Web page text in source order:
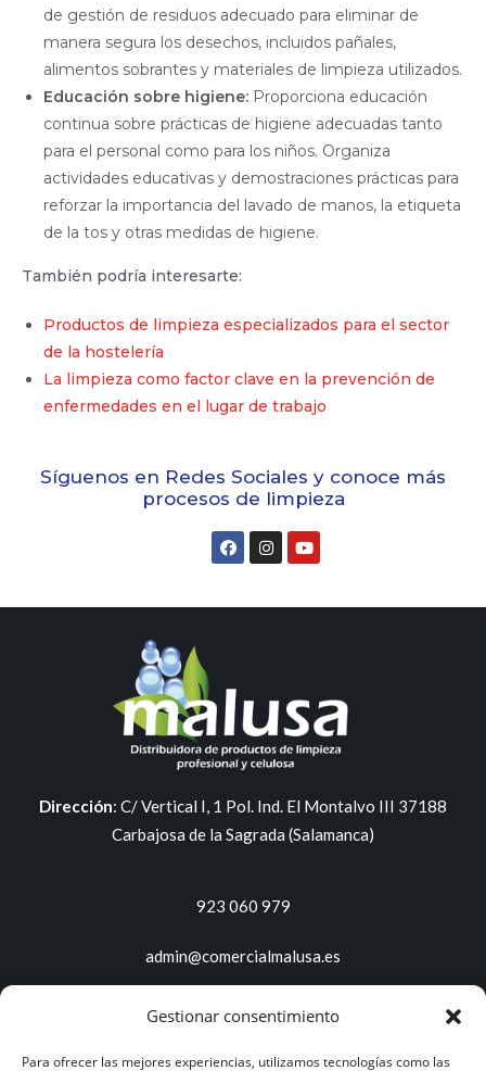
Gestionar consentimiento
Para ofrecer las mejores experiencias, utilizamos tecnologías como las
de gestión de residuos adecuado para eliminar de
manera segura los desechos, incluidos pañales,
alimentos sobrantes y materiales de limpieza utilizados.
Educación sobre higiene: Proporciona educación
continua sobre prácticas de higiene adecuadas tanto
para el personal como para los niños. Organiza
actividades educativas y demostraciones prácticas para
reforzar la importancia del lavado de manos, la etiqueta
de la tos y otras medidas de higiene.
También podría interesarte:
Productos de limpieza especializados para el sector
de la hostelería
La limpieza como factor clave en la prevención de
enfermedades en el lugar de trabajo
Síguenos en Redes Sociales y conoce más
procesos de limpieza
Dirección: C/ Vertical I, 1 Pol. Ind. El Montalvo III 37188
Carbajosa de la Sagrada (Salamanca)
923 060 979
admin@comercialmalusa.es
Servicios y productos